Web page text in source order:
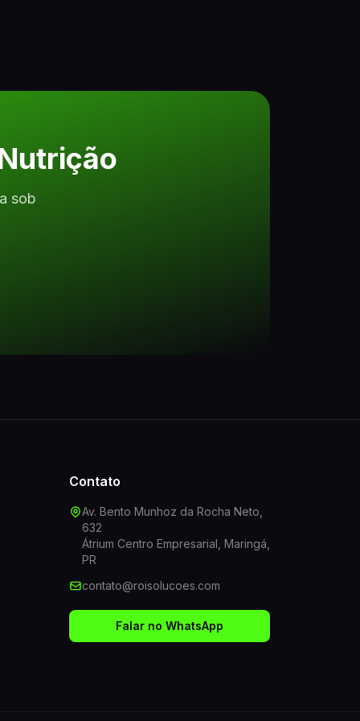
sob
Contato
Av. Bento Munhoz da Rocha Neto,
632
Átrium Centro Empresarial, Maringá,
PR
contato@roisolucoes.com
Falar no WhatsApp